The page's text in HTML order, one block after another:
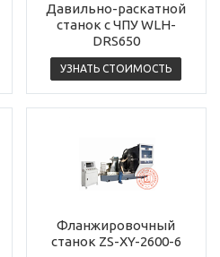
Давильно-раскатной
станок с ЧПУ WLH-
DRS650
УЗНАТЬ СТОИМОСТЬ
Фланжировочный
станок ZS-XY-2600-6